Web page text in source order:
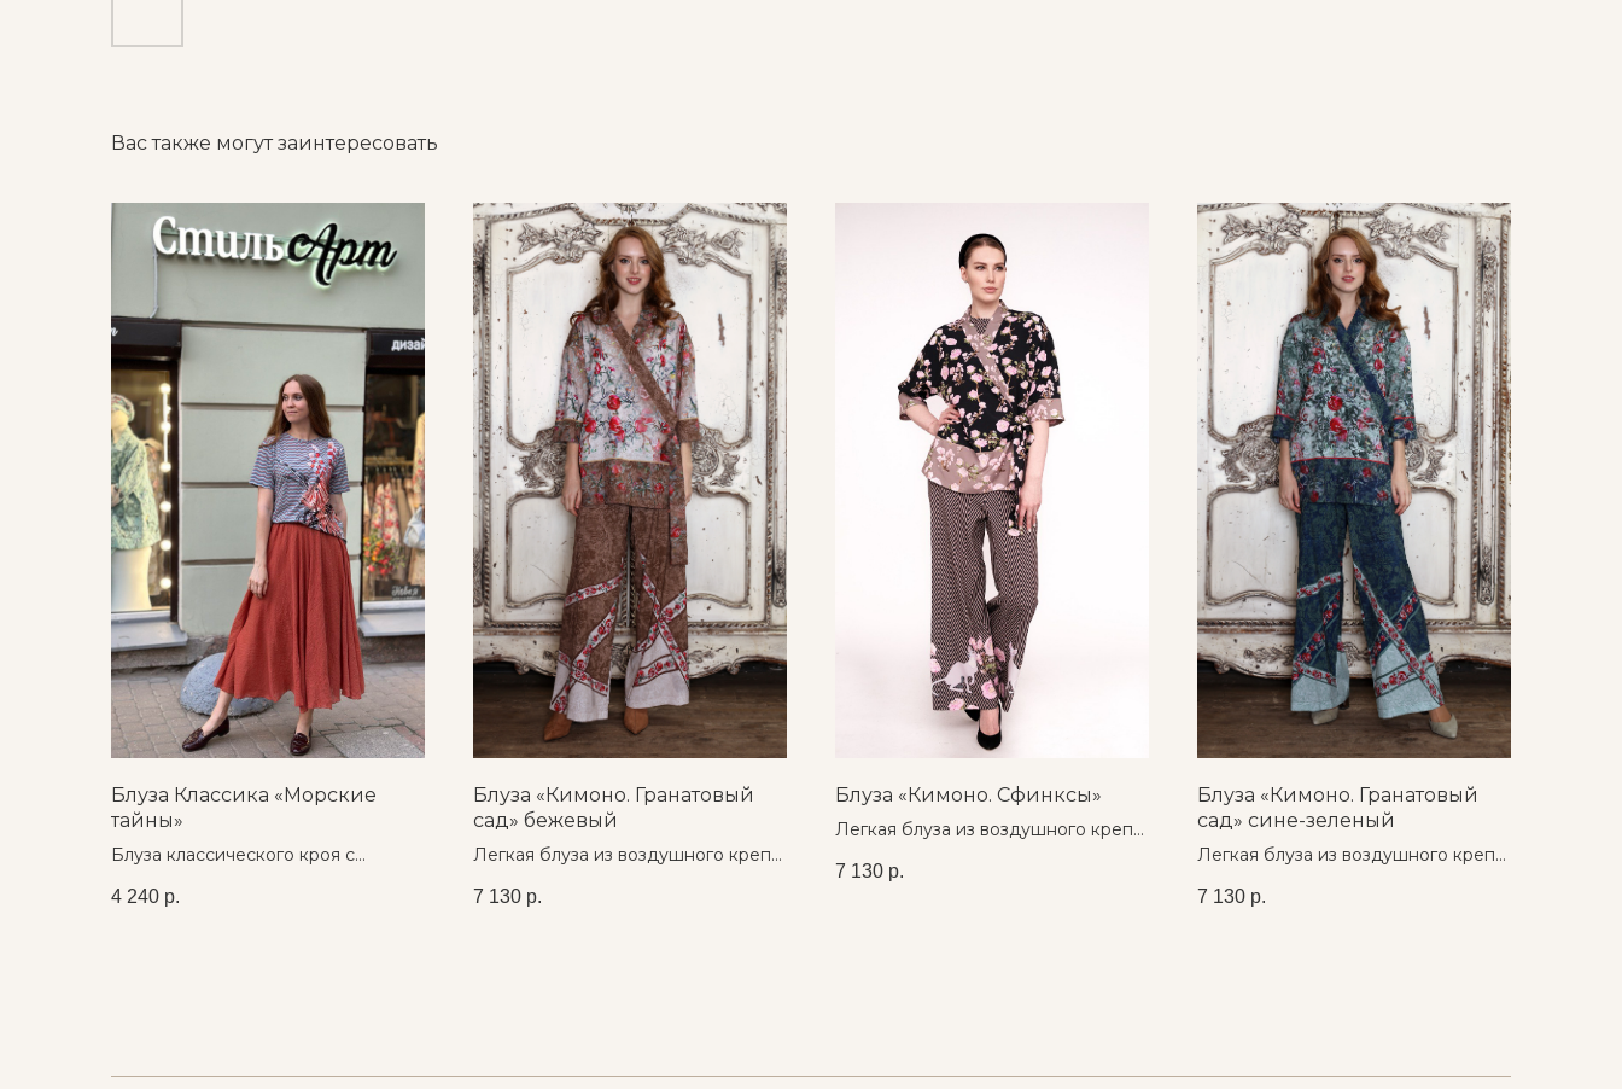
Вас также могут заинтересовать
Блуза Классика «Морские
тайны»
Блуза классического кроя с
4 240 р.
Блуза «Кимоно. Гранатовый
сад» бежевый
Легкая блуза из воздушного креп-
7 130 р.
Блуза «Кимоно. Сфинксы»
Легкая блуза из воздушного креп-
7 130 р.
Блуза «Кимоно. Гранатовый
сад» сине-зеленый
Легкая блуза из воздушного креп-
7 130 р.